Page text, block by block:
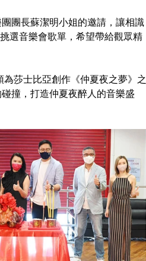
團長蘇潔明小姐的邀請，讓相識
選音樂會歌單，希望帶給觀眾精
為莎士比亞創作《仲夏夜之夢》之
撞，打造仲夏夜醉人的音樂盛